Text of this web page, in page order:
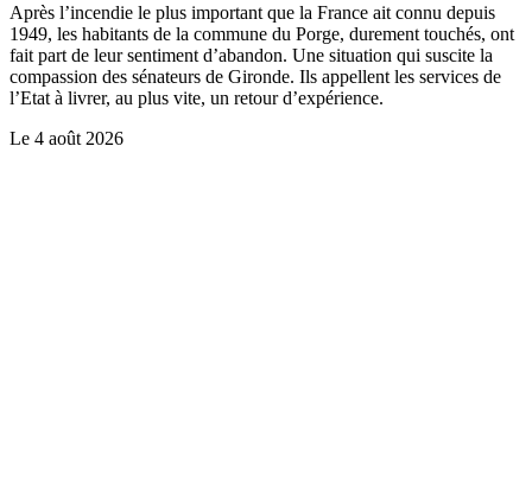
Après l’incendie le plus important que la France ait connu depuis
1949, les habitants de la commune du Porge, durement touchés, ont
fait part de leur sentiment d’abandon. Une situation qui suscite la
compassion des sénateurs de Gironde. Ils appellent les services de
l’Etat à livrer, au plus vite, un retour d’expérience.
Le 4 août 2026